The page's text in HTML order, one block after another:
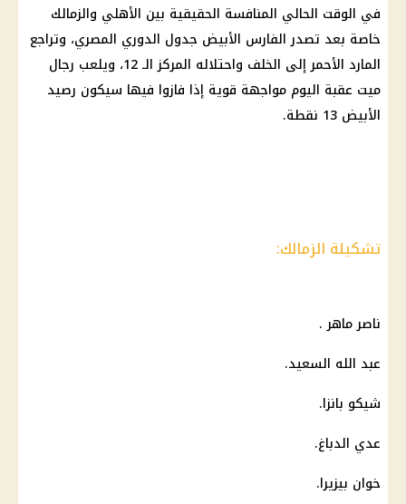
في الوقت الحالي المنافسة الحقيقية بين الأهلي والزمالك
خاصة بعد تصدر الفارس الأبيض جدول الدوري المصري، وتراجع
المارد الأحمر إلى الخلف واحتلاله المركز الـ 12، ويلعب رجال
ميت عقبة اليوم مواجهة قوية إذا فازوا فيها سيكون رصيد
الأبيض 13 نقطة.
تشكيلة الزمالك:
ناصر ماهر .
عبد الله السعيد.
شيكو بانزا.
عدي الدباغ.
خوان بيزيرا.